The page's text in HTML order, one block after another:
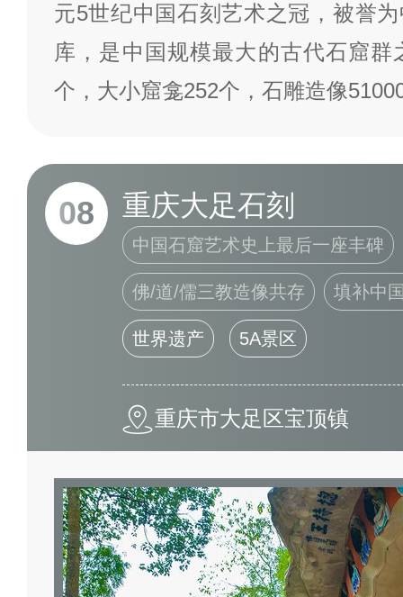
元5世纪中国石刻艺术之冠，被誉
库，是中国规模最大的古代石窟
个，大小窟龛252个，石雕造像
08 重庆大足石刻
中国石窟艺术史上最后一座丰碑
佛/道/儒三教造像共存 填补中
世界遗产 5A景区
重庆市大足区宝顶镇